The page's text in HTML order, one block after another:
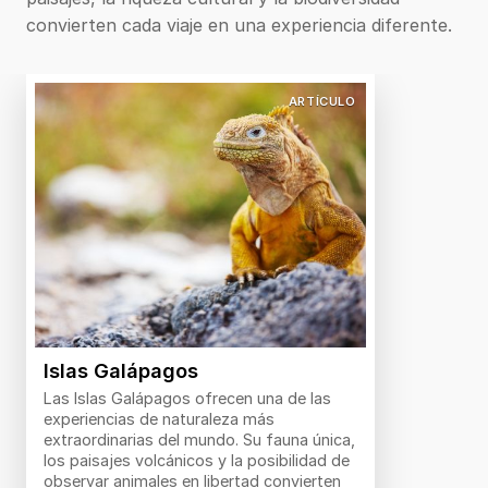
en las zonas de menor altitud existe riesgo de
mosquitos.
convierten cada viaje en una experiencia diferente.
ARTÍCULO
Islas Galápagos
Las Islas Galápagos ofrecen una de las
experiencias de naturaleza más
extraordinarias del mundo. Su fauna única,
los paisajes volcánicos y la posibilidad de
observar animales en libertad convierten